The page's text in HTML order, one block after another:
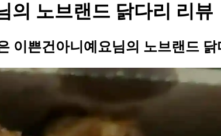
의 노브랜드 닭다리 리뷰
이쁜건아니예요님의 노브랜드